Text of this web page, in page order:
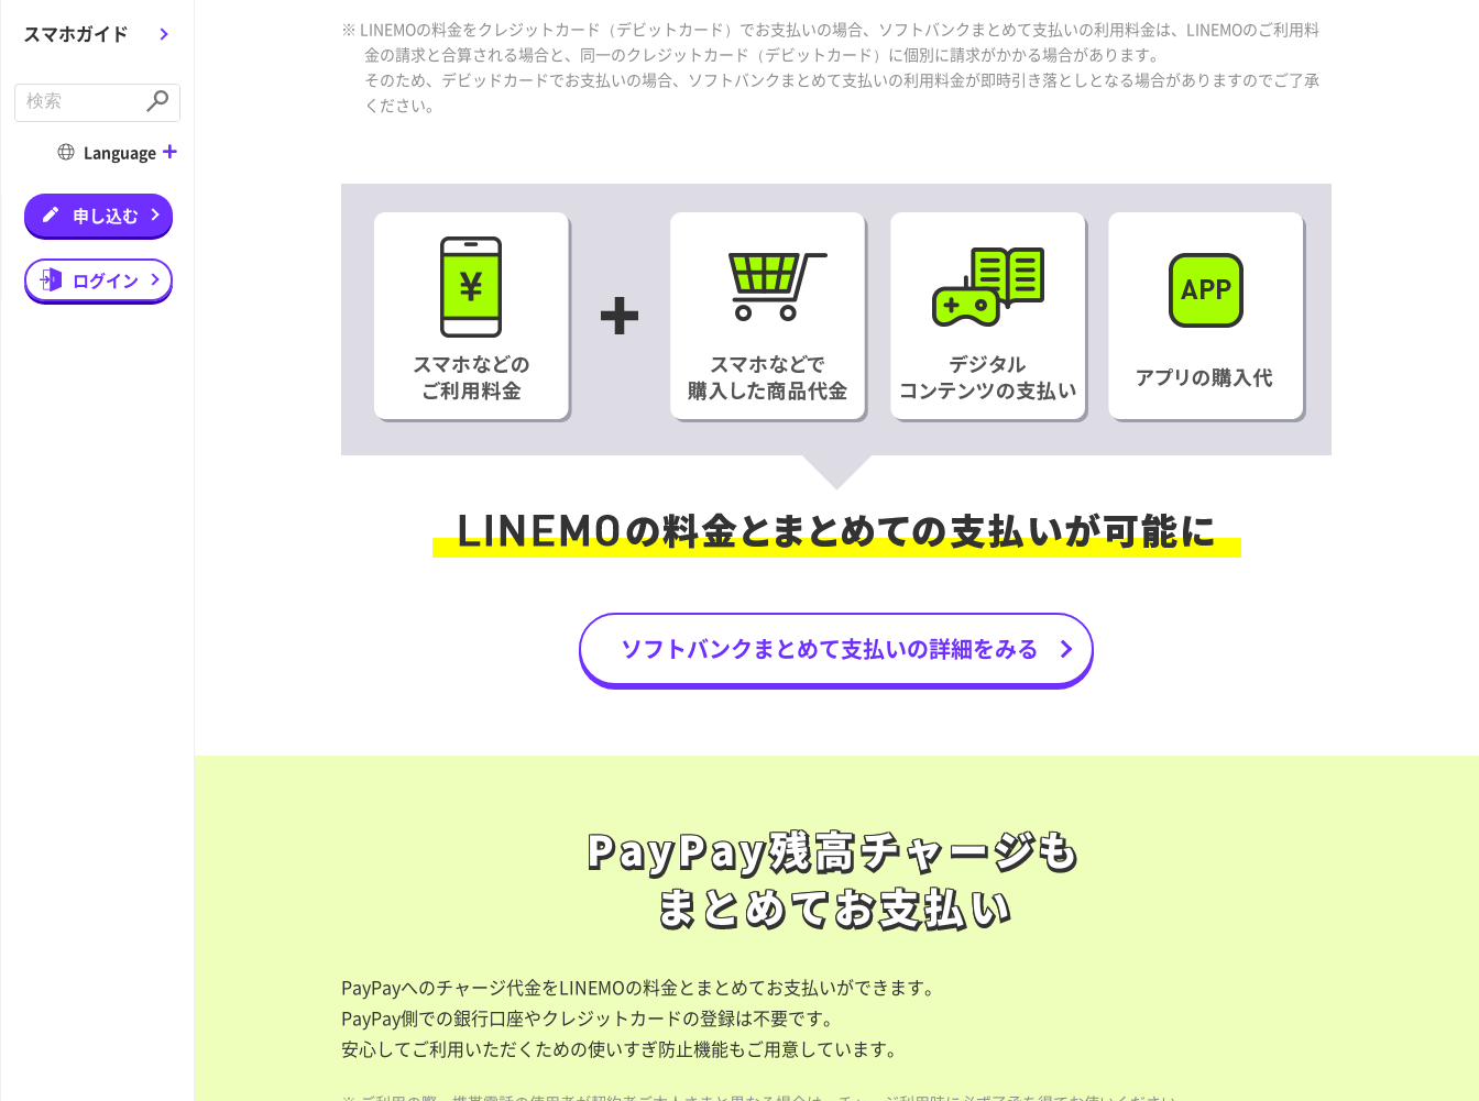
スマホガイド
n
S
u
m
t
Language
申し込む
ログイン
※ LINEMOの料金をクレジットカード（デビットカード）でお支払いの場合、ソフトバンクまとめて支払いの利用料金は、LINEMOのご利用料
金の請求と合算される場合と、同一のクレジットカード（デビットカード）に個別に請求がかかる場合があります。
そのため、デビッドカードでお支払いの場合、ソフトバンクまとめて支払いの利用料金が即時引き落としとなる場合がありますのでご了承
ください。
ソフトバンクまとめて支払いの詳細をみる
PayPay残高チャージも
まとめてお支払い
PayPay残高チャージも
まとめてお支払い
PayPayへのチャージ代金をLINEMOの料金とまとめてお支払いができます。
PayPay側での銀行口座やクレジットカードの登録は不要です。
安心してご利用いただくための使いすぎ防止機能もご用意しています。